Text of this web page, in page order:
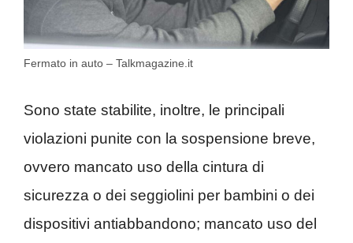
Fermato in auto – Talkmagazine.it
Sono state stabilite, inoltre, le principali
violazioni punite con la sospensione breve,
ovvero mancato uso della cintura di
sicurezza o dei seggiolini per bambini o dei
dispositivi antiabbandono; mancato uso del